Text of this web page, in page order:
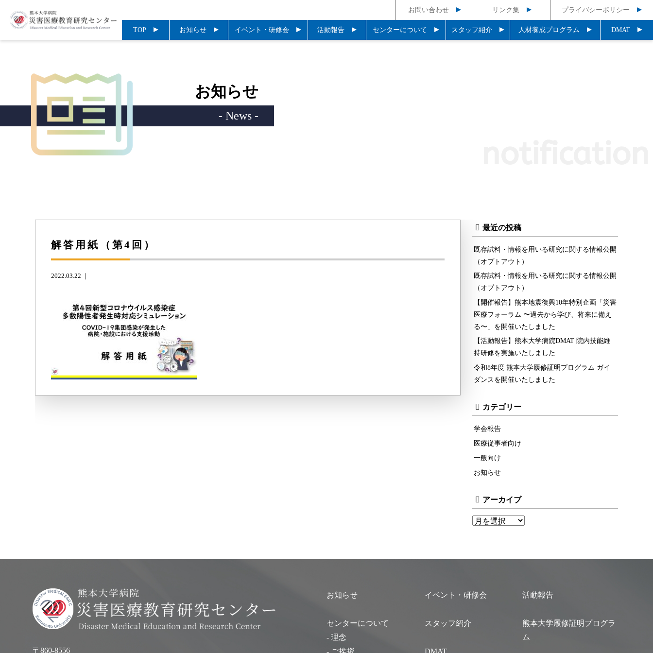
お問い合わせ リンク集 プライバシーポリシー
TOP お知らせ イベント・研修会 活動報告 センターについて スタッフ紹介 人材養成プログラム DMAT
お知らせ
- News -
解答用紙（第4回）
2022.03.22 ｜
最近の投稿
既存試料・情報を用いる研究に関する情報公開
（オプトアウト）
既存試料・情報を用いる研究に関する情報公開
（オプトアウト）
【開催報告】熊本地震復興10年特別企画「災害
医療フォーラム 〜過去から学び、将来に備え
る〜」を開催いたしました
【活動報告】熊本大学病院DMAT 院内技能維
持研修を実施いたしました
令和8年度 熊本大学履修証明プログラム ガイ
ダンスを開催いたしました
カテゴリー
学会報告
医療従事者向け
一般向け
お知らせ
アーカイブ
〒860-8556
お知らせ
センターについて
- 理念
- ご挨拶
イベント・研修会
スタッフ紹介
DMAT
活動報告
熊本大学履修証明プログラ
ム